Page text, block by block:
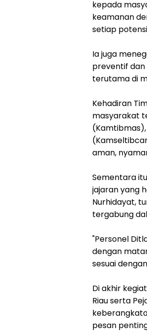
kepada
keamanan
setiap
Ia juga
preventif dan
terutama di
Kehadiran
masyarakat
aman,
Sementara
jajaran yang
Nurhidayat,
tergabung
"Personel
dengan
sesuai
Di akhir
Riau serta
pesan